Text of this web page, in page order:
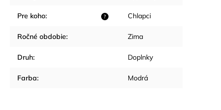
?
Pre koho: Chlapci
Ročné obdobie: Zima
Druh: Doplnky
Farba: Modrá